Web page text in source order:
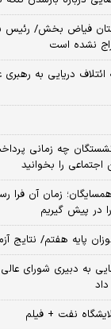
فیاض بخش/ رئیس
نشده است
دریایی به رهبری
چه زمانی
را بخوانید
زمان آن
در پیش گیریم
پایه هفتم/ نتایج
به دبیری شورای
نفت + فیلم